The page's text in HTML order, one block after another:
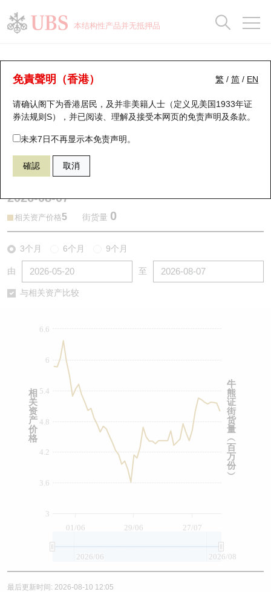
本结构性产品并无抵押品
繁 / 简 / EN
免責聲明（香港）
请确认阁下为香港居民，及并非美籍人士（定义见美国1933年证
券法规则S），并已阅读、理解及接受本网页的免责声明及条款。
未来7日不再显示本免责声明。
確認 取消
牛熊证分析仪
表现 街货统计 比较
59558 瑞银熊证 9660 地平线机器人－Ｗ
2026-08-07
相关资产价格5 街货量 0
3个月 6个月 9个月
由 至
与相关资产比较
01/06 29/06 27/07
3
3.6
4.2
4.8
5.4
6
6.6
2026/06 2026/08
牛
熊
证
街
货
量
︵
百
万
份
︶
相
关
资
产
价
格
最后更新时间: 2026-08-10 12:05
瑞银认股证一览
新发行瑞银认股证
即将到期认股证
认股证到期结算价查找
认股证分析仪
认股证/牛熊证日志
认股证文件及公告 (瑞信)
街货统计
比较
牛熊全景快搜
牛熊证搜寻
牛熊证街货分布图
正股牛熊证列表
新发行瑞银牛熊证
牛熊证到期结算价查找
牛熊证速算机
牛熊证文件及公告
牛熊证文件及公告 (瑞信)
街货统计
比较
十大升幅/跌幅
十大认股证成交分布
十天股证占大市成交
资金流
街货统计
正股分析仪
二十大活跃股份
恒指成份股
国指成份股
科指成份股
中资ETFs溢价比较
即市板块表现
收市竞价变化
持股比重
显示所有持股比重
每月轮证大市专题
轮证专栏
讲座及教育短片
认股证投资者教育
牛熊证投资者教育